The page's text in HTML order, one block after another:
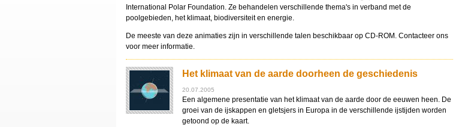
International Polar Foundation. Ze behandelen verschillende thema's in verband met de
poolgebieden, het klimaat, biodiversiteit en energie.
De meeste van deze animaties zijn in verschillende talen beschikbaar op CD-ROM. Contacteer ons
voor meer informatie.
Het klimaat van de aarde doorheen de geschiedenis
20.07.2005
Een algemene presentatie van het klimaat van de aarde door de eeuwen heen. De
groei van de ijskappen en gletsjers in Europa in de verschillende ijstijden worden
getoond op de kaart.